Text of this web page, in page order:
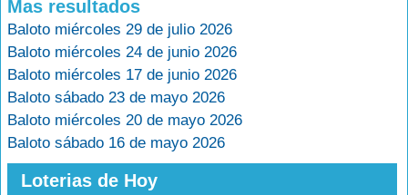
Mas resultados
Baloto miércoles 29 de julio 2026
Baloto miércoles 24 de junio 2026
Baloto miércoles 17 de junio 2026
Baloto sábado 23 de mayo 2026
Baloto miércoles 20 de mayo 2026
Baloto sábado 16 de mayo 2026
Loterias de Hoy